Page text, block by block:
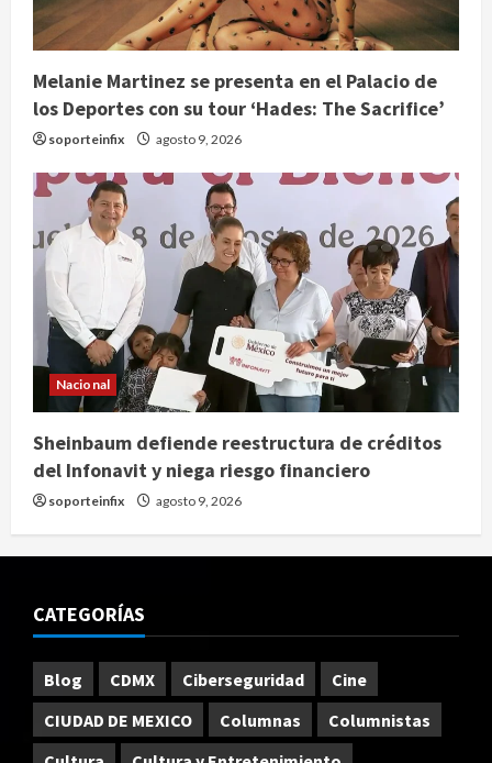
Melanie Martinez se presenta en el Palacio de
los Deportes con su tour ‘Hades: The Sacrifice’
soporteinfix agosto 9, 2026
Nacional
Sheinbaum defiende reestructura de créditos
del Infonavit y niega riesgo financiero
soporteinfix agosto 9, 2026
CATEGORÍAS
Blog CDMX Ciberseguridad
Cine
CIUDAD DE MEXICO
Columnas
Columnistas